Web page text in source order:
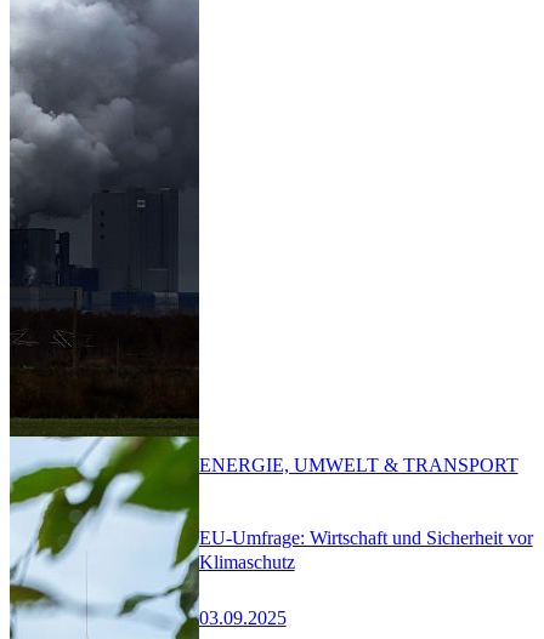
EU-Umfrage: Wirtschaft und Sicherheit vor
Klimaschutz
03.09.2025
ENERGIE, UMWELT & TRANSPORT